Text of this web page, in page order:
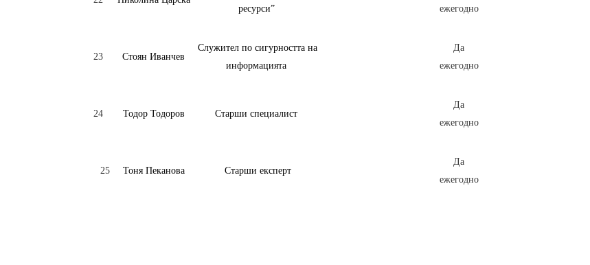
ресурси”
ежегодно
23 Стоян Иванчев
Служител по сигурността на
информацията
Да
ежегодно
24 Тодор Тодоров Старши специалист
Да
ежегодно
25 Тоня Пеканова Старши експерт
Да
ежегодно